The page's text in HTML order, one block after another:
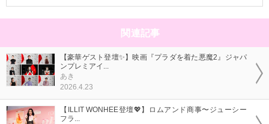
関連記事
【豪華ゲスト登壇✨】映画『プラダを着た悪魔2』ジャパ
ンプレミアイ...
あき
2026.4.23
【ILLIT WONHEE登壇💖】ロムアンド商事〜ジューシー
フラ...